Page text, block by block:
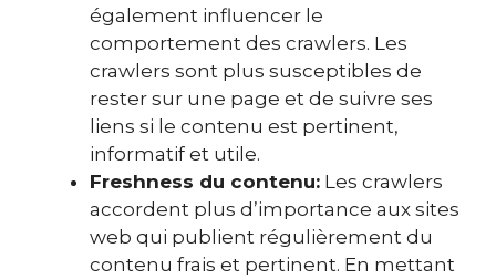
également influencer le
comportement des crawlers. Les
crawlers sont plus susceptibles de
rester sur une page et de suivre ses
liens si le contenu est pertinent,
informatif et utile.
Freshness du contenu: Les crawlers
accordent plus d’importance aux sites
web qui publient régulièrement du
contenu frais et pertinent. En mettant